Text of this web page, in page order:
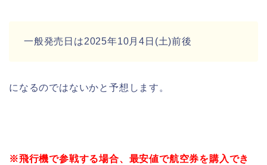
一般発売日は2025年10月4日(土)前後
になるのではないかと予想します。
※飛行機で参戦する場合、最安値で航空券を購入でき